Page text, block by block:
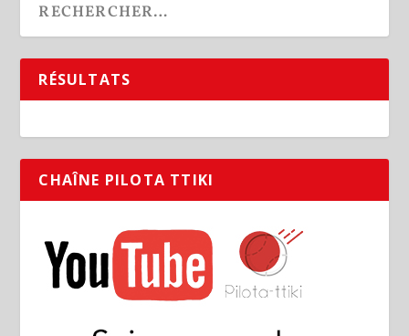
RÉSULTATS
CHAÎNE PILOTA TTIKI